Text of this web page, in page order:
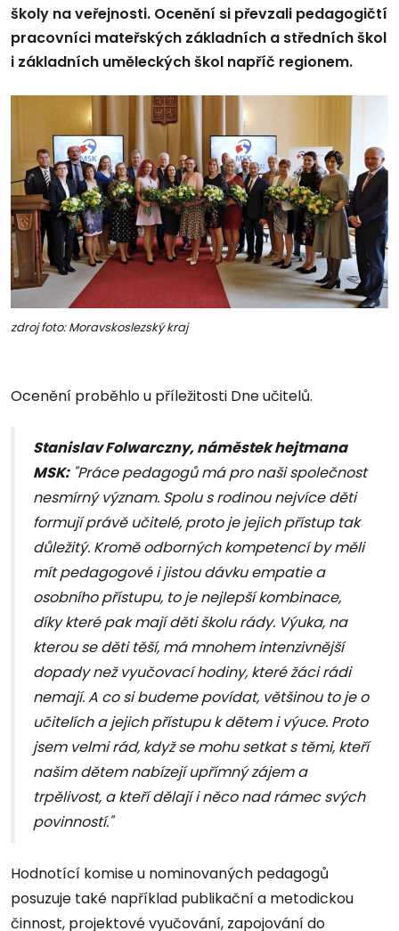
školy na veřejnosti. Ocenění si převzali pedagogičtí
pracovníci mateřských základních a středních škol
i základních uměleckých škol napříč regionem.
zdroj foto: Moravskoslezský kraj
Ocenění proběhlo u příležitosti Dne učitelů.
Stanislav Folwarczny, náměstek hejtmana
MSK:"Práce pedagogů má pro naši společnost
nesmírný význam. Spolu s rodinou nejvíce děti
formují právě učitelé, proto je jejich přístup tak
důležitý. Kromě odborných kompetencí by měli
mít pedagogové i jistou dávku empatie a
osobního přístupu, to je nejlepší kombinace,
díky které pak mají děti školu rády. Výuka, na
kterou se děti těší, má mnohem intenzivnější
dopady než vyučovací hodiny, které žáci rádi
nemají. A co si budeme povídat, většinou to je o
učitelích a jejich přístupu k dětem i výuce. Proto
jsem velmi rád, když se mohu setkat s těmi, kteří
našim dětem nabízejí upřímný zájem a
trpělivost, a kteří dělají i něco nad rámec svých
povinností."
Hodnotící komise u nominovaných pedagogů
posuzuje také například publikační a metodickou
činnost, projektové vyučování, zapojování do